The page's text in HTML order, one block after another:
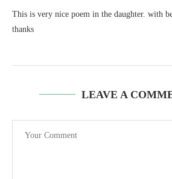
This is very nice poem in the daughter. with
thanks
LEAVE A